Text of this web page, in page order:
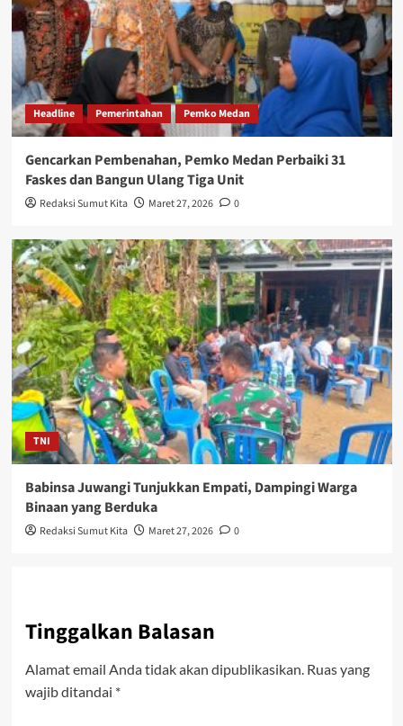
Headline Pemerintahan Pemko Medan
Gencarkan Pembenahan, Pemko Medan Perbaiki 31
Faskes dan Bangun Ulang Tiga Unit
Redaksi Sumut Kita Maret 27, 2026 0
TNI
Babinsa Juwangi Tunjukkan Empati, Dampingi Warga
Binaan yang Berduka
Redaksi Sumut Kita Maret 27, 2026 0
Tinggalkan Balasan
Alamat email Anda tidak akan dipublikasikan. Ruas yang
wajib ditandai *